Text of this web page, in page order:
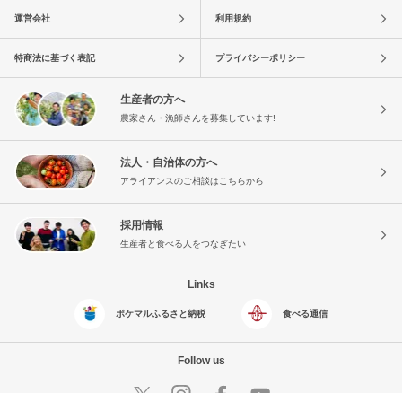
運営会社 利用規約
特商法に基づく表記 プライバシーポリシー
生産者の方へ
農家さん・漁師さんを募集しています!
法人・自治体の方へ
アライアンスのご相談はこちらから
採用情報
生産者と食べる人をつなぎたい
Links
ポケマルふるさと納税 食べる通信
Follow us